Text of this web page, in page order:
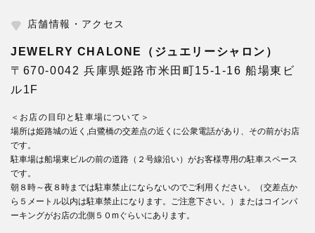
店舗情報・アクセス
JEWELRY CHALONE（ジュエリーシャロン）
〒670-0042 兵庫県姫路市米田町15-1-16 船場東ビ
ル1F
＜お店の目印と駐車場について＞
場所は姫路城の近く,白鷺橋の交差点の近くに公衆電話があり、その前がお店
です。
駐車場は船場東ビルの前の道路（２号線沿い）がお客様専用の駐車スペース
です。
朝８時～夜８時までは駐車禁止にならないのでご利用ください。（交差点か
ら５メートル以内は駐車禁止になります。ご注意下さい。）またはコインパ
ーキングがお店の北側５０mぐらいにあります。